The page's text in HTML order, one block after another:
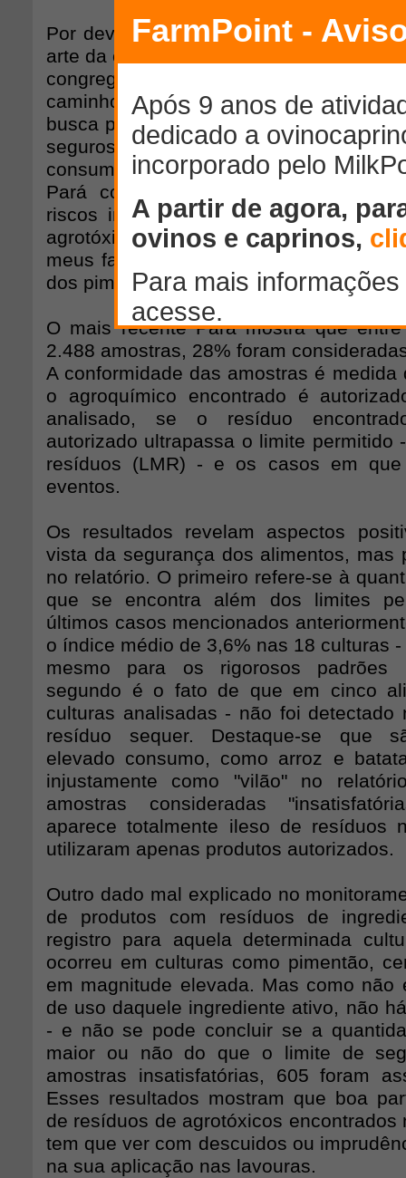
Por dever de ofício, caberia à Anvisa
arte da ciência nas pesquisas de
congregando os melhores cientistas
caminho a ser perseguido pelas
busca por agrotóxicos de menor
seguros. Mas, na contramão do que
consumidores, a agência prefere
Pará com o objetivo de fazê-los
riscos iminentes de consumir
agrotóxicos. No almoço de domingo
meus familiares, coube a mim mesmo
dos pimentões.
O mais recente Pará mostra que
2.488 amostras, 28% foram
A conformidade das amostras é medida
o agroquímico encontrado é
analisado, se o resíduo
autorizado ultrapassa o limite permitido
resíduos (LMR) - e os casos em
eventos.
Os resultados revelam aspectos
vista da segurança dos alimentos, mas
no relatório. O primeiro refere-se à
que se encontra além dos limites
últimos casos mencionados
o índice médio de 3,6% nas 18 culturas
mesmo para os rigorosos padrões
segundo é o fato de que em cinco
culturas analisadas - não foi detectado
resíduo sequer. Destaque-se que
elevado consumo, como arroz e
injustamente como "vilão" no
amostras consideradas
aparece totalmente ileso de resíduos
utilizaram apenas produtos autorizados.
Outro dado mal explicado no
de produtos com resíduos de
registro para aquela determinada
ocorreu em culturas como pimentão,
em magnitude elevada. Mas como não
de uso daquele ingrediente ativo, não
- e não se pode concluir se a
maior ou não do que o limite de
amostras insatisfatórias, 605 foram
Esses resultados mostram que boa
de resíduos de agrotóxicos encontrados
tem que ver com descuidos ou
na sua aplicação nas lavouras.